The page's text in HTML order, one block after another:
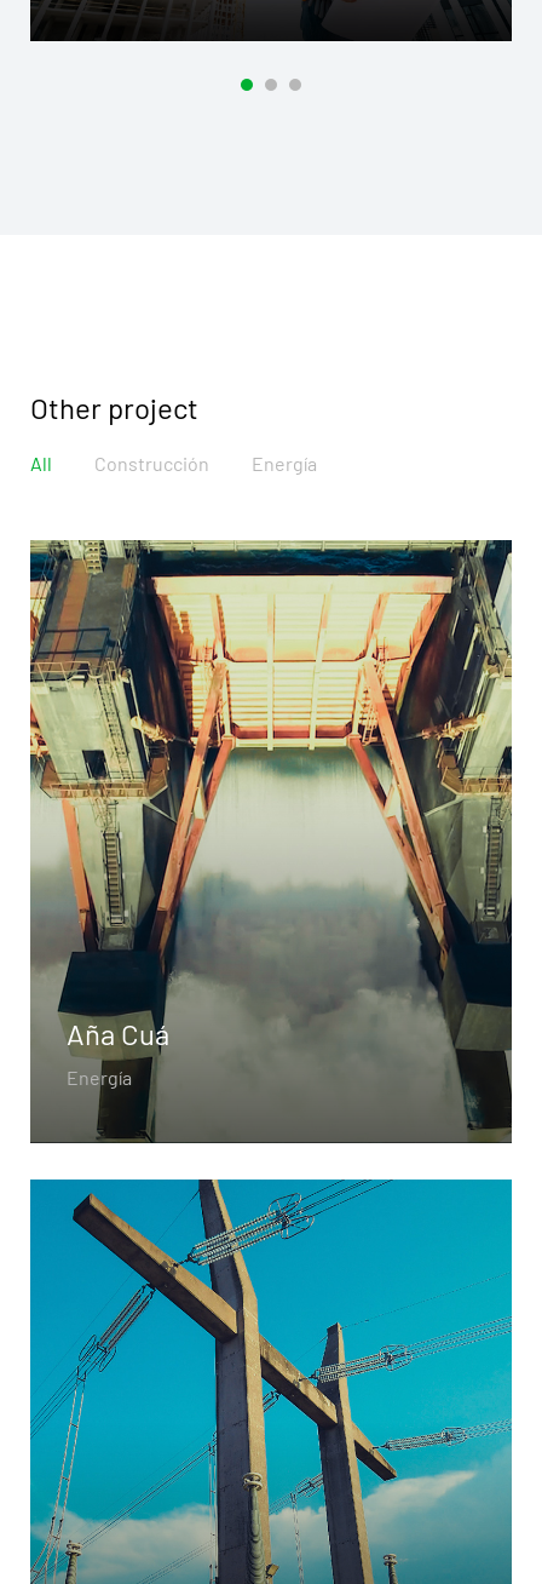
Other project
All Construcción Energía
Aña Cuá
Energía